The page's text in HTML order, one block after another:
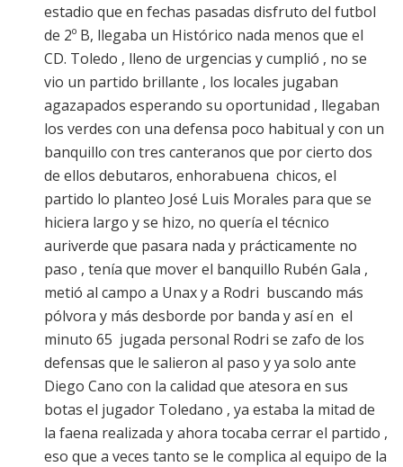
estadio que en fechas pasadas disfruto del futbol
de 2º B, llegaba un Histórico nada menos que el
CD. Toledo , lleno de urgencias y cumplió , no se
vio un partido brillante , los locales jugaban
agazapados esperando su oportunidad , llegaban
los verdes con una defensa poco habitual y con un
banquillo con tres canteranos que por cierto dos
de ellos debutaros, enhorabuena chicos, el
partido lo planteo José Luis Morales para que se
hiciera largo y se hizo, no quería el técnico
auriverde que pasara nada y prácticamente no
paso , tenía que mover el banquillo Rubén Gala ,
metió al campo a Unax y a Rodri buscando más
pólvora y más desborde por banda y así en el
minuto 65 jugada personal Rodri se zafo de los
defensas que le salieron al paso y ya solo ante
Diego Cano con la calidad que atesora en sus
botas el jugador Toledano , ya estaba la mitad de
la faena realizada y ahora tocaba cerrar el partido ,
eso que a veces tanto se le complica al equipo de la